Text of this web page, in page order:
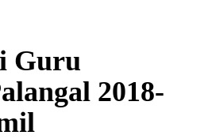
Guru
2018-